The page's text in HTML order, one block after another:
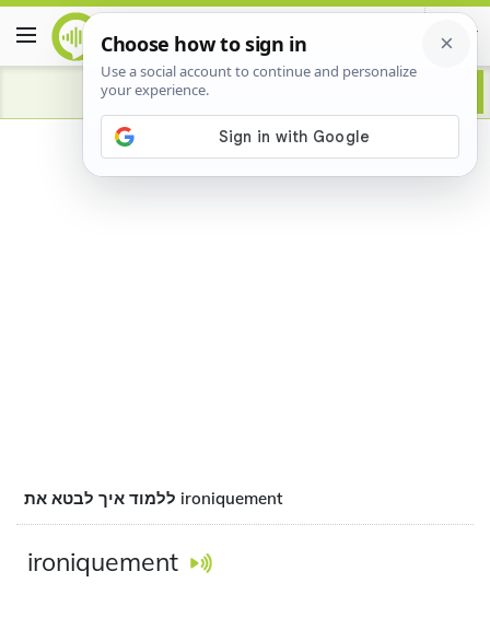
Advertisement
ללמוד איך לבטא את ironiquement
ironiquement